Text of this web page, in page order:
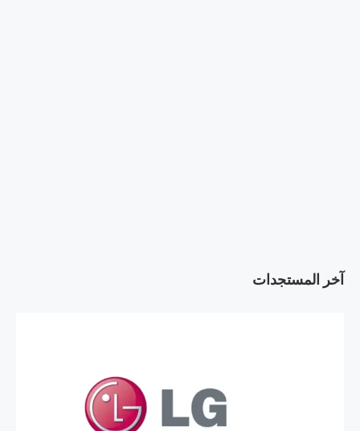
آخر المستجدات